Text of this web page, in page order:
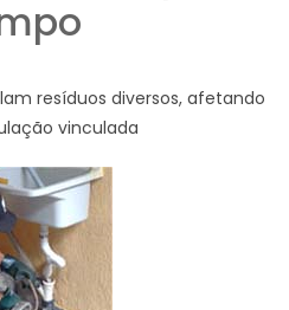
resíduos diversos, afetando
vinculada